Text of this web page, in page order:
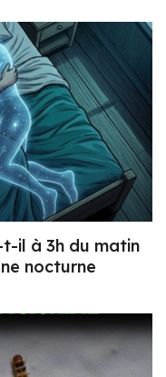
il à 3h du matin
nocturne